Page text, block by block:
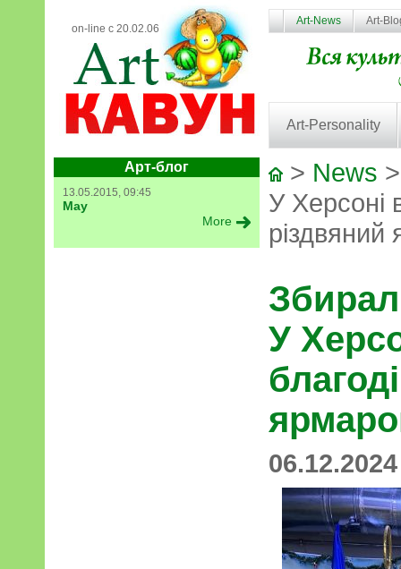
on-line с 20.02.06
Art-News Art-
Art-Personality
Арт-блог
13.05.2015, 09:45
May
More
> News
У Херсоні
різдвяний
У